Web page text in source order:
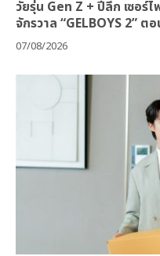
วัยรุ่น Gen Z + ปีลึก เซอร์
จักรวาล “GELBOYS 2” ต
07/08/2026